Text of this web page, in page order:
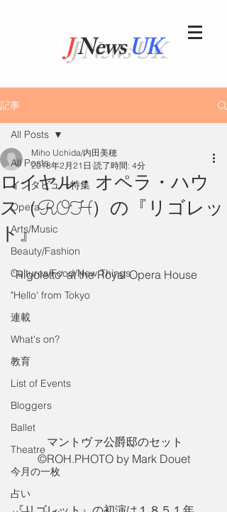
JNewsUK
記事
All Posts
インタビュー特集
Opera
Arts/Music
Beauty/Fashion
Cultures/Food/New Things
"Hello' from Tokyo
連載
What's on?
教育
List of Events
Bloggers
Ballet
Theatre
今月の一枚
占い
All Posts
ロイヤル・オペラ・ハウ
ス（ROH）の『リゴレッ
ト』
Miho Uchida/内田美穂
2018年2月21日 読了時間: 4分
'Rigoletto' at the Royal Opera House
©︎ROH.PHOTO by Mark Douet